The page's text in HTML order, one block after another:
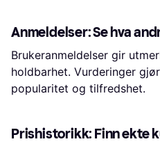
Anmeldelser: Se hva
Brukeranmeldelser gir
holdbarhet. Vurderinger
popularitet og tilfredshet.
Prishistorikk: Finn ekte